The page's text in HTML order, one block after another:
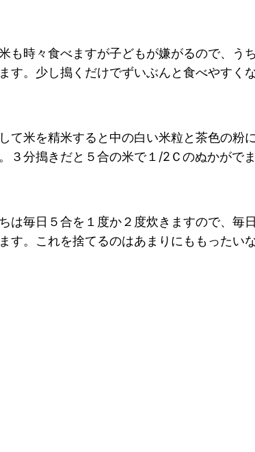
も時々食べますが子どもが嫌がるので、う
す。少し搗くだけでずいぶんと食べやすくな
て米を精米すると中の白い米粒と茶色の粉
３分搗きだと５合の米で１/2Ｃのぬかがでま
は毎日５合を１度か２度炊きますので、毎
す。これを捨てるのはあまりにももったい